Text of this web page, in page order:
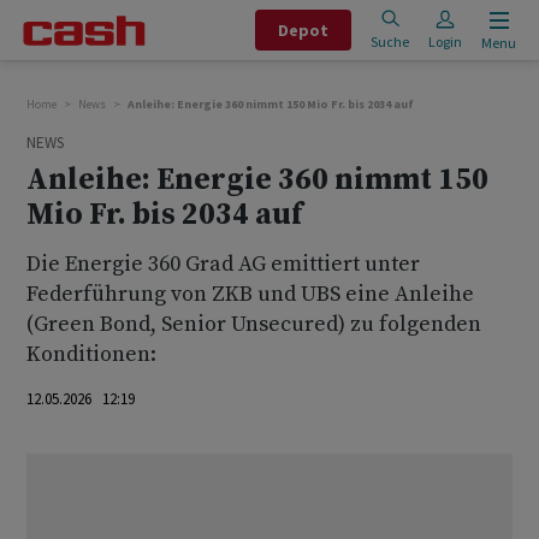
Depot
Suche Login Menu
Home News Anleihe: Energie 360 nimmt 150 Mio Fr. bis 2034 auf
NEWS
Anleihe: Energie 360 nimmt 150
Mio Fr. bis 2034 auf
Die Energie 360 Grad AG emittiert unter
Federführung von ZKB und UBS eine Anleihe
(Green Bond, Senior Unsecured) zu folgenden
Konditionen:
12.05.2026 12:19